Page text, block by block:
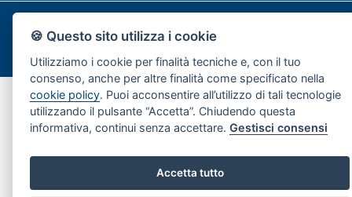
Info societarie
Privacy Policy Cookie Policy
🍪 Questo sito utilizza i cookie
Utilizziamo i cookie per finalità tecniche e, con il tuo
consenso, anche per altre finalità come specificato nella
cookie policy. Puoi acconsentire all’utilizzo di tali tecnologie
utilizzando il pulsante “Accetta”. Chiudendo questa
informativa, continui senza accettare.Gestisci consensi
Accetta tutto